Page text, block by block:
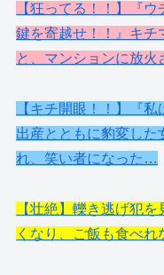
【狂ってる！！】『
鍵を寄越せ！！』キチ
と、マンションに放
【キチ開眼！！】『
出産とともに豹変した
れ、笑い者になった…
【壮絶】轢き逃げ犯
くなり、ご飯も食べ